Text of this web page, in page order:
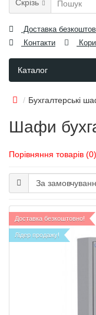
Скрізь
Доставка
Контакти
Каталог
Бухгалтерські
Шафи
Порівняння товарів (0)
Доставка безкоштовно!
Лідер продажу!